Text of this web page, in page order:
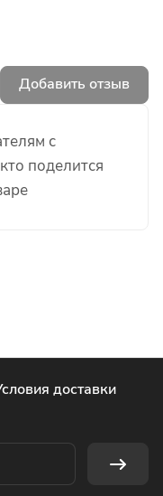
с
поделится
Добавить отзыв
доставки